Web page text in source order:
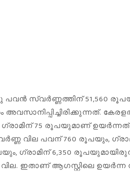
സ്വർണ്ണത്തിന് 51,560
ഗ്രാമിന് 75 രൂപയുമാണ്
വില പവന് 760 രൂപയും,
ഗ്രാമിന് 6,350
വില. ഇതാണ് ആഗസ്റ്റിലെ